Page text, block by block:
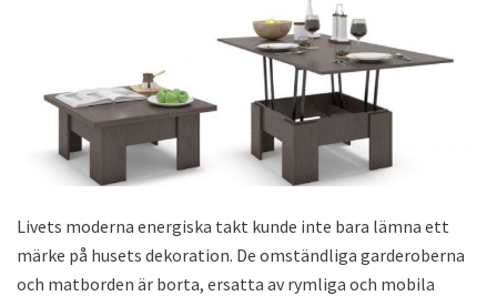
Livets moderna energiska takt kunde inte bara lämna ett
märke på husets dekoration. De omständliga garderoberna
och matborden är borta, ersatta av rymliga och mobila